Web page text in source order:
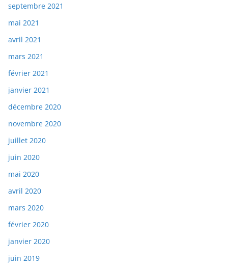
septembre 2021
mai 2021
avril 2021
mars 2021
février 2021
janvier 2021
décembre 2020
novembre 2020
juillet 2020
juin 2020
mai 2020
avril 2020
mars 2020
février 2020
janvier 2020
juin 2019